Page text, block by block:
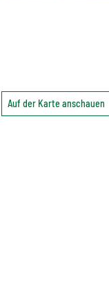
Auf der Karte anschauen